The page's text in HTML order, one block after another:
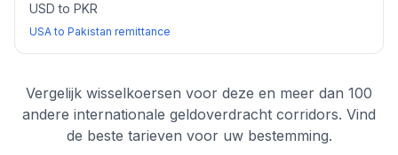
USD to PKR
USA to Pakistan remittance
Vergelijk wisselkoersen voor deze en meer dan 100
andere internationale geldoverdracht corridors. Vind
de beste tarieven voor uw bestemming.